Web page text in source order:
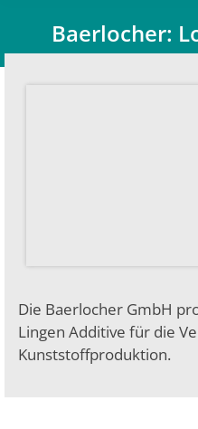
Baerlocher:
Die Baerlocher GmbH
Lingen Additive für die
Kunststoffproduktion.